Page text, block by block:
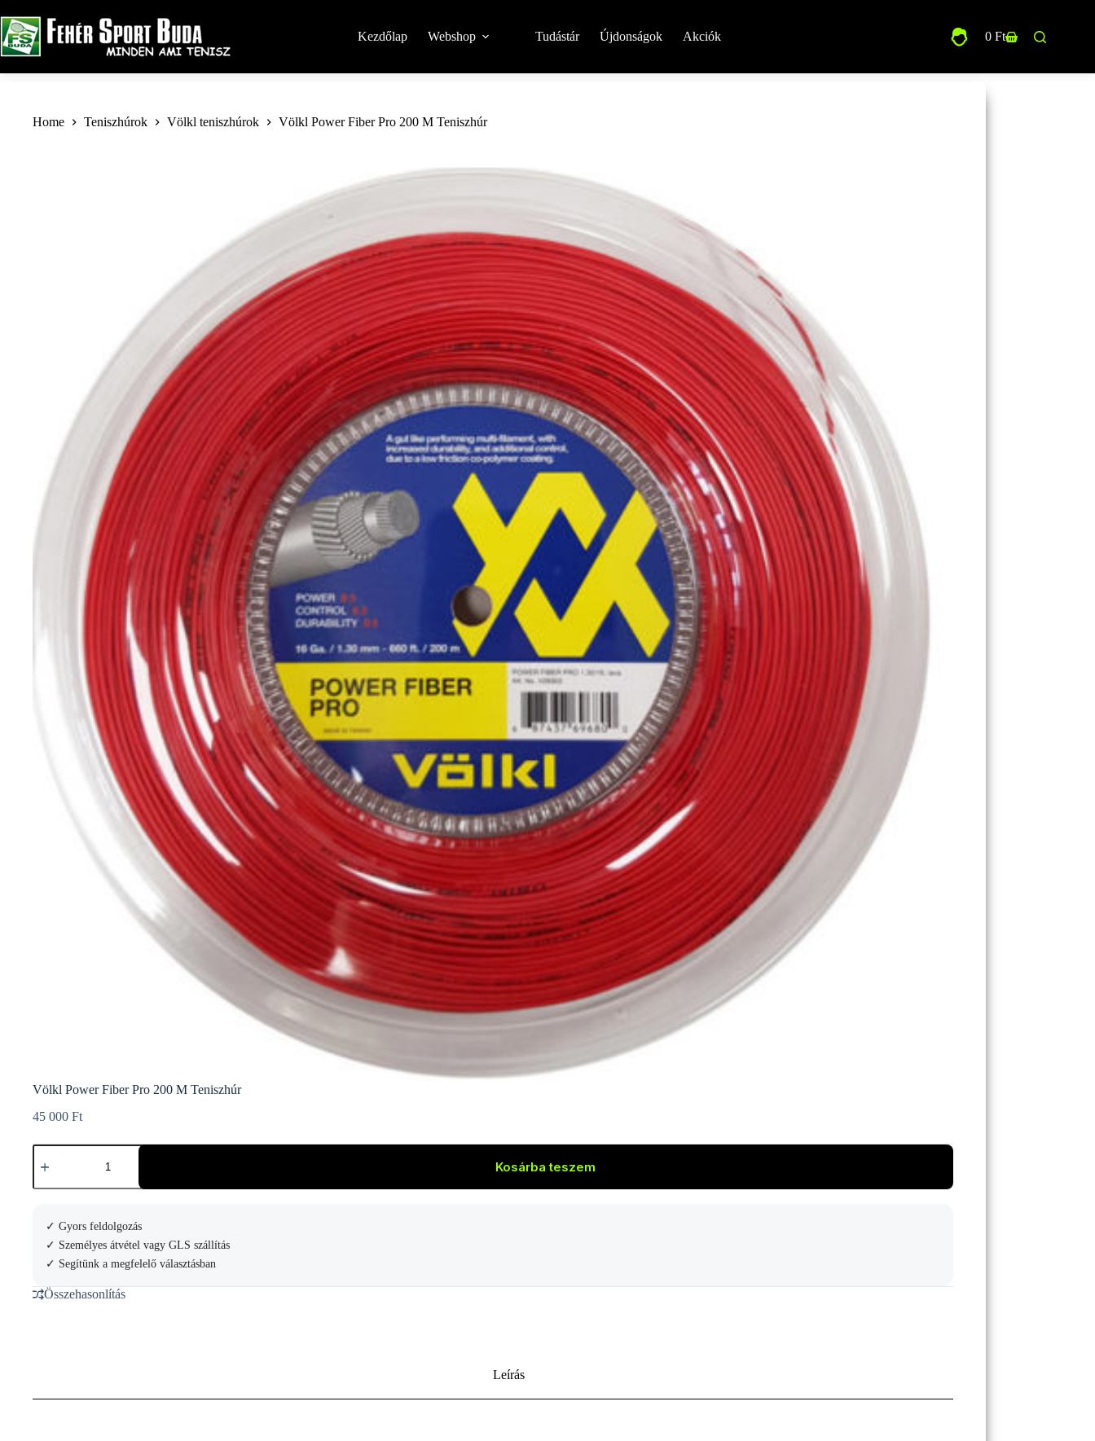
to
content
Kezdőlap Webshop Tudástár Újdonságok Akciók
Shopping
0 Ft
Home Teniszhúrok Völkl teniszhúrok Völkl Power Fiber Pro 200 M Teniszhúr
Völkl Power Fiber Pro 200 M Teniszhúr
45 000 Ft
Völkl
Power
Pro
Teniszhúr
mennyiség
Kosárba teszem
✓ Gyors feldolgozás
✓ Személyes átvétel vagy GLS szállítás
✓ Segítünk a megfelelő választásban
Összehasonlítás
Leírás